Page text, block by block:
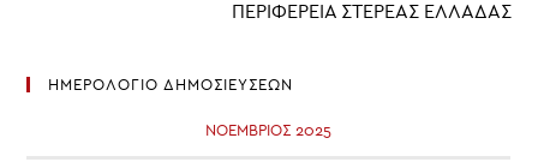
ΠΕΡΙΦΕΡΕΙΑ ΣΤΕΡΕΑΣ ΕΛΛΑΔΑΣ
ΗΜΕΡΟΛΟΓΙΟ ΔΗΜΟΣΙΕΥΣΕΩΝ
ΝΟΈΜΒΡΙΟΣ 2025